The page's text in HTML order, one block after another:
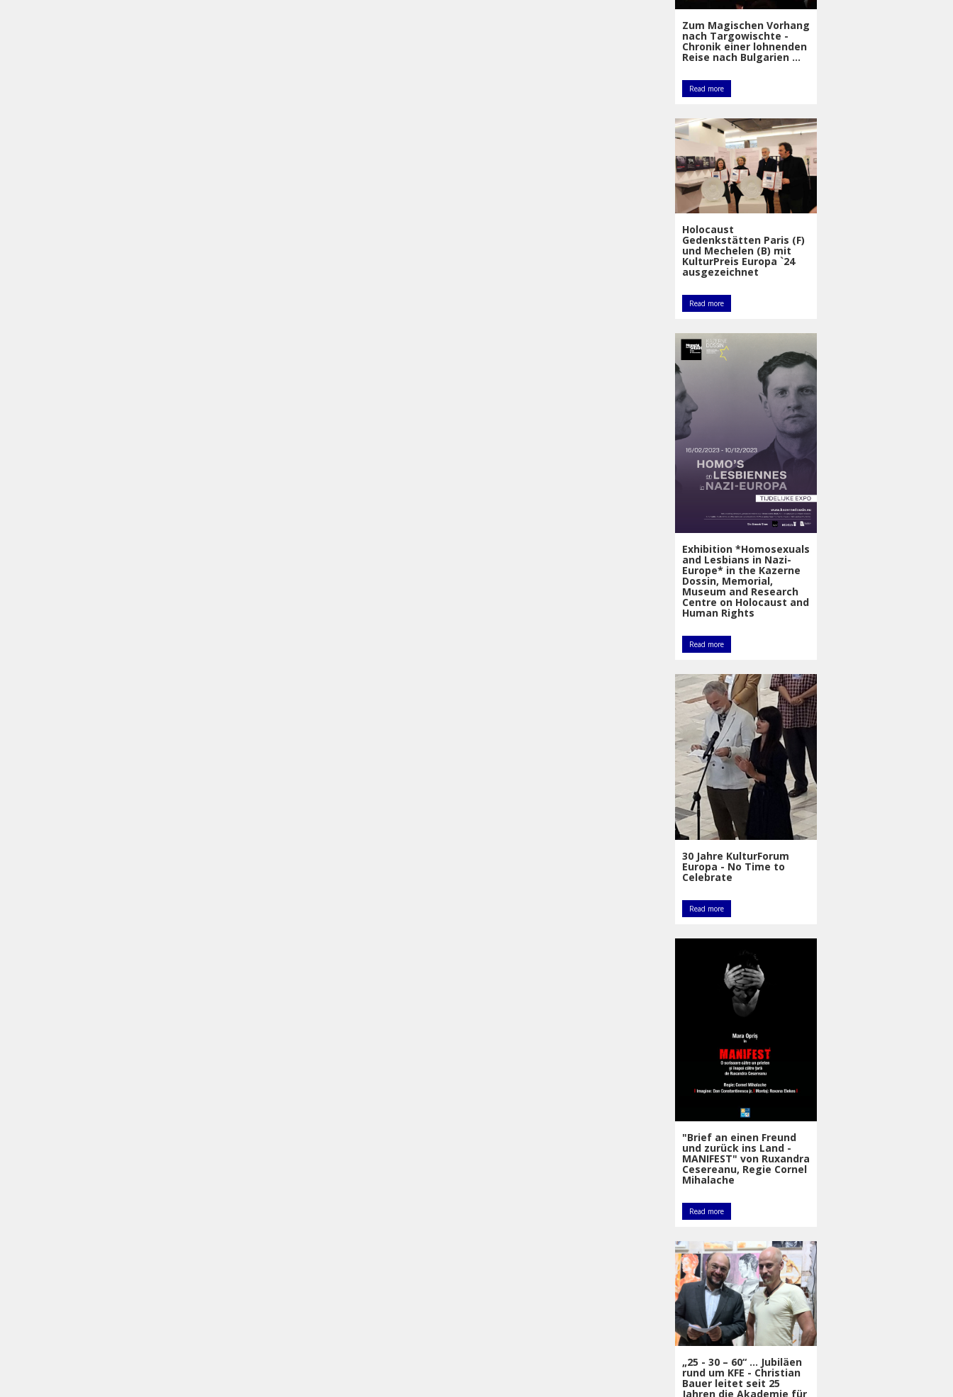
Zum Magischen Vorhang
nach Targowischte -
Chronik einer lohnenden
Reise nach Bulgarien ...
Read more
Holocaust
Gedenkstätten Paris (F)
und Mechelen (B) mit
KulturPreis Europa `24
ausgezeichnet
Read more
Exhibition *Homosexuals
and Lesbians in Nazi-
Europe* in the Kazerne
Dossin, Memorial,
Museum and Research
Centre on Holocaust and
Human Rights
Read more
30 Jahre KulturForum
Europa - No Time to
Celebrate
Read more
"Brief an einen Freund
und zurück ins Land -
MANIFEST" von Ruxandra
Cesereanu, Regie Cornel
Mihalache
Read more
„25 - 30 – 60“ ... Jubiläen
rund um KFE - Christian
Bauer leitet seit 25
Jahren die Akademie für